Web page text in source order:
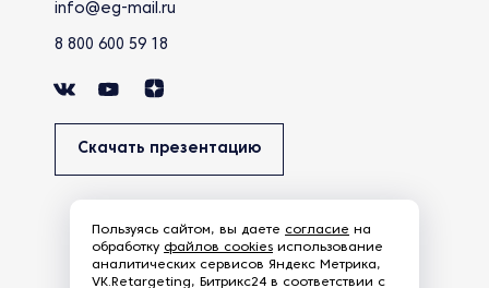
info@eg-mail.ru
8 800 600 59 18
Скачать презентацию
Пользуясь сайтом, вы даете согласие на
обработку файлов cookies использование
аналитических сервисов Яндекс Метрика,
VK.Retargeting, Битрикс24 в соответствии с